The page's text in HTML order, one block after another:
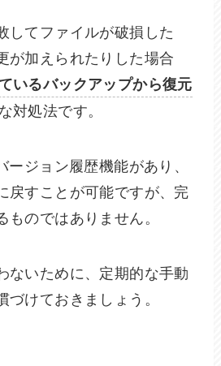
してファイルが破損した
が加えられたりした場合
いるバックアップから復元
対処法です。
ジョン履歴機能があり、
戻すことが可能ですが、完
のではありません。
ないために、定期的な手動
けておきましょう。